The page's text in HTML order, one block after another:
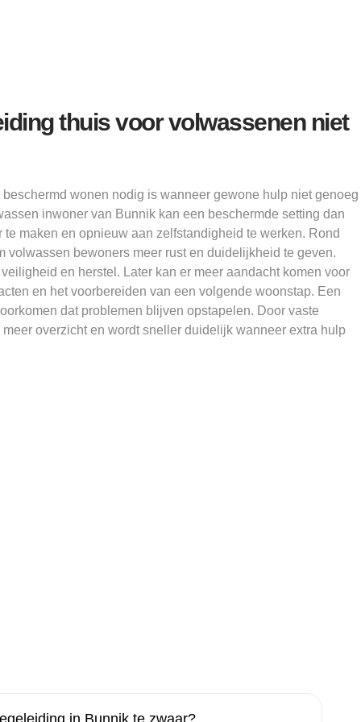
thuis voor volwassenen niet
wonen nodig is wanneer gewone hulp niet genoeg
inwoner van Bunnik kan een beschermde setting dan
maken en opnieuw aan zelfstandigheid te werken. Rond
volwassen bewoners meer rust en duidelijkheid te geven.
en herstel. Later kan er meer aandacht komen voor
en het voorbereiden van een volgende woonstap. Een
dat problemen blijven opstapelen. Door vaste
overzicht en wordt sneller duidelijk wanneer extra hulp
in Bunnik te zwaar?